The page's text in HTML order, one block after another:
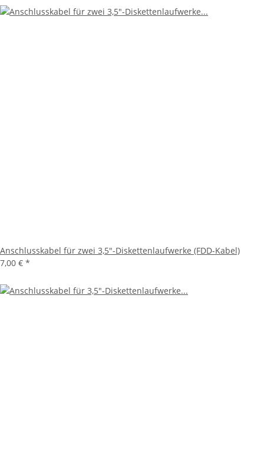
Anschlusskabel für zwei 3,5"-Diskettenlaufwerke (FDD-Kabel)
7,00 € *